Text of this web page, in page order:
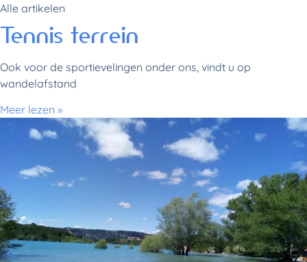
Alle artikelen
Tennis terrein
Ook voor de sportievelingen onder ons, vindt u op
wandelafstand
Meer lezen »